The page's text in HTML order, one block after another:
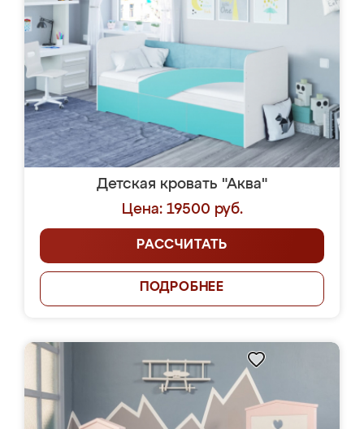
Детская кровать "Аква"
Цена: 19500 руб.
РАССЧИТАТЬ
ПОДРОБНЕЕ